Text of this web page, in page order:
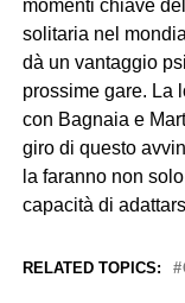
momenti chiave
solitaria nel
dà un vantaggio
prossime gare. La
con Bagnaia e
giro di questo
la faranno non
capacità di
RELATED TOPICS: